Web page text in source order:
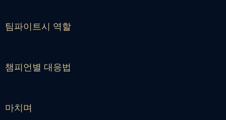
팀파이트시 역할
챔피언별 대응법
마치며